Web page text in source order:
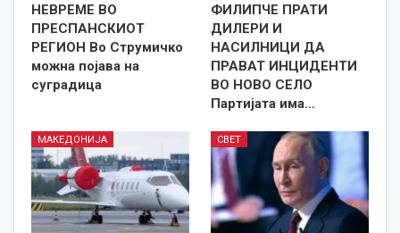
НЕВРЕМЕ ВО
ПРЕСПАНСКИОТ
РЕГИОН Во Струмичко
можна појава на
суградица
ФИЛИПЧЕ ПРАТИ
ДИЛЕРИ И
НАСИЛНИЦИ ДА
ПРАВАТ ИНЦИДЕНТИ
ВО НОВО СЕЛО
Партијата има…
МАКЕДОНИЈА СВЕТ